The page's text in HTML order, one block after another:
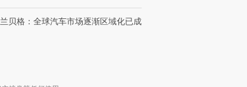
贝格：全球汽车市场逐渐区域化已成